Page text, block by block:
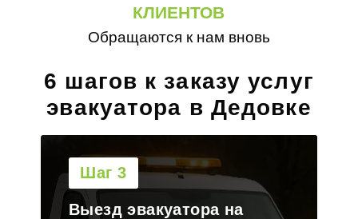
КЛИЕНТОВ
Обращаются к нам вновь
6 шагов к заказу услуг
эвакуатора в Дедовке
Шаг 4
Погрузка транспорта на